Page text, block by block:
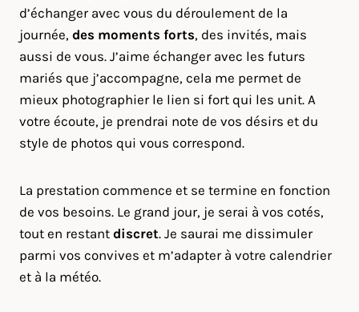
d’échanger avec vous du déroulement de la
journée, des moments forts, des invités, mais
aussi de vous. J’aime échanger avec les futurs
mariés que j’accompagne, cela me permet de
mieux photographier le lien si fort qui les unit. A
votre écoute, je prendrai note de vos désirs et du
style de photos qui vous correspond.
La prestation commence et se termine en fonction
de vos besoins. Le grand jour, je serai à vos cotés,
tout en restant discret. Je saurai me dissimuler
parmi vos convives et m’adapter à votre calendrier
et à la météo.